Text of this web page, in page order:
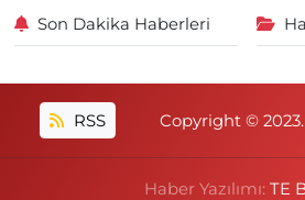
Son Dakika Haberleri
RSS Copyright © 2023.
Haber Yazılımı: TE